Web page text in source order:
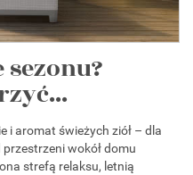
sezonu?
i aromat świeżych ziół – dla
wokół domu
strefą relaksu, letnią